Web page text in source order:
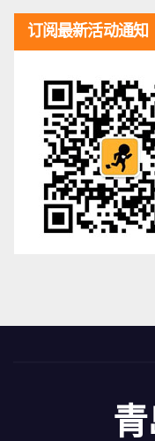
订阅最新活动通知